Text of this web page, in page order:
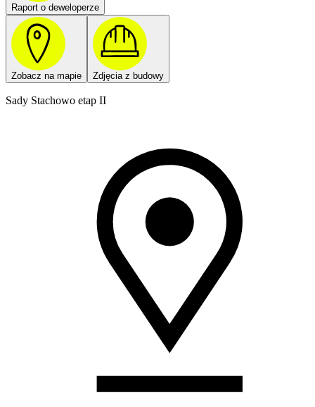
Raport o deweloperze
Zobacz na mapie Zdjęcia z budowy
Sady Stachowo etap II